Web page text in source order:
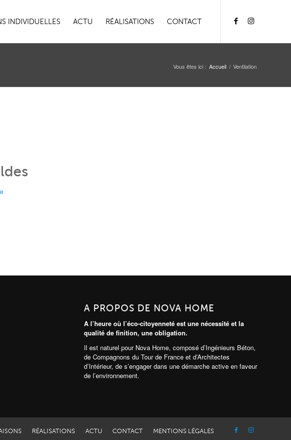
INDIVIDUELLES ACTU RÉALISATIONS CONTACT
Vous êtes ici : Accueil / Ventilation
A PROPOS DE NOVA HOME
A l’heure où l’éco-citoyenneté est une nécessité et la
qualité de finition, une obligation.
Il est naturel pour Nova Home, composé d’Ingénieurs Béton,
de Compagnons du Tour de France et d’Architectes
d’Intérieur, de s’engager dans une démarche active en faveur
de l’environnement.
RÉALISATIONS ACTU CONTACT MENTIONS LÉGALES